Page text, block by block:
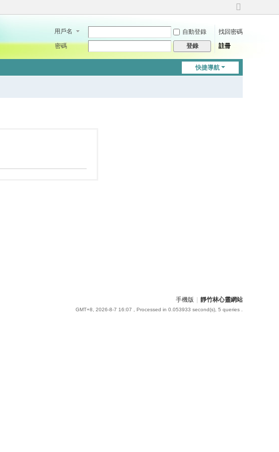
切
到
用戶名 自動登錄
找回密碼
密碼
登錄 註冊
快捷導航
手機版 靜竹林心靈網站
GMT+8, 2026-8-7 16:07 , Processed in 0.053933 second(s), 5 queries .